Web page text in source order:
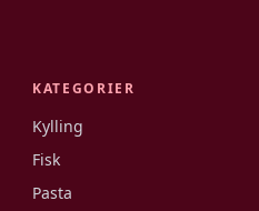
KATEGORIER
Kylling
Fisk
Pasta